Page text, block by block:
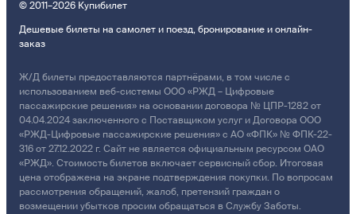
© 2011–2026 Купибилет
Дешевые билеты на самолет и поезд, бронирование и онлайн-
заказ
Ж/Д билеты предоставляются партнёрами, в том числе с
использованием веб-системы ООО «РЖД – Цифровые
пассажирские решения» на основании договора № ЦПР-1282 от
04.04.2024 заключенного с Поставщиком услуг и Договора ООО
«РЖД-Цифровые пассажирские решения» с АО «ФПК» № ФПК-22-
316 от 27.12.2022 г. Сайт не является официальным ресурсом ОАО
«РЖД». Стоимость билетов включает сервисный сбор. Итоговая
цена отображена на экране подтверждения покупки. По вопросам
рассмотрения обращений, жалоб, претензий граждан о
возмещении убытков просим обращаться в Службу Заботы.